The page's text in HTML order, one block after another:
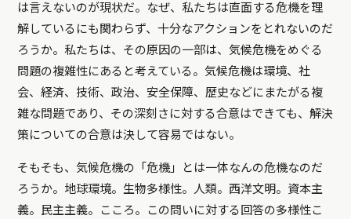
は言えないのが現状だ。なぜ、私たちは直面する危機を理
解しているにも関わらず、十分なアクションをとれないのだ
ろうか。私たちは、その原因の一部は、気候危機をめぐる
問題の複雑性にあると考えている。気候危機は環境、社
会、経済、技術、政治、安全保障、歴史などにまたがる複
雑な問題であり、その深刻さに対する合意はできても、解決
策についての合意は決して容易ではない。
そもそも、気候危機の「危機」とは一体なんの危機なのだ
ろうか。地球環境。生物多様性。人類。西洋文明。資本主
義。民主主義。こころ。この問いに対する回答の多様性こ